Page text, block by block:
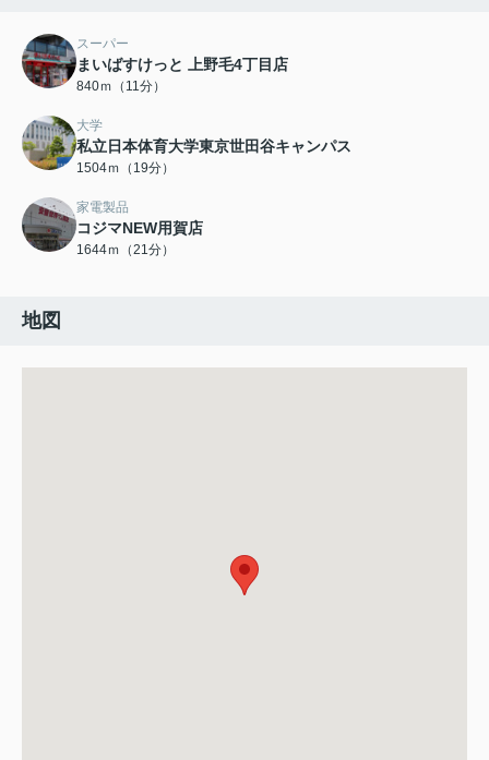
スーパー
まいばすけっと 上野毛4丁目店
840ｍ（11分）
大学
私立日本体育大学東京世田谷キャンパス
1504ｍ（19分）
家電製品
コジマNEW用賀店
1644ｍ（21分）
地図